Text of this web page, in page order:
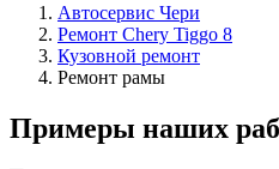
Автосервис Чери
Ремонт Chery Tiggo 8
Кузовной ремонт
Ремонт рамы
Примеры наших